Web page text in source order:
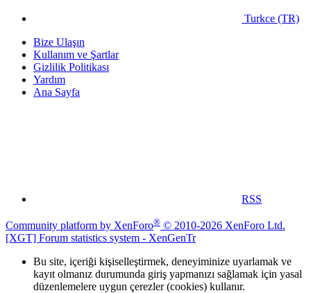
Turkce (TR)
Bize Ulaşın
Kullanım ve Şartlar
Gizlilik Politikası
Yardım
Ana Sayfa
RSS
Community platform by XenForo® © 2010-2026 XenForo Ltd.
[XGT] Forum statistics system - XenGenTr
Bu site, içeriği kişiselleştirmek, deneyiminize uyarlamak ve
kayıt olmanız durumunda giriş yapmanızı sağlamak için yasal
düzenlemelere uygun çerezler (cookies) kullanır.